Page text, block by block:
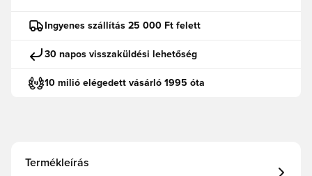
Ingyenes szállítás 25 000 Ft felett
30 napos visszaküldési lehetőség
10 milió elégedett vásárló 1995 óta
Termékleírás